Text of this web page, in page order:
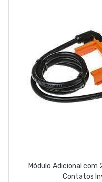
Módulo Adicional
Contatos